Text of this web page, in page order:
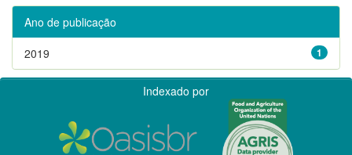
Ano de publicação
1
2019
Indexado por